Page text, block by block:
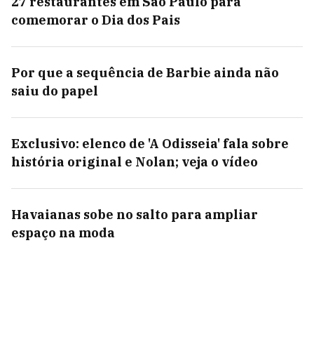
comemorar o Dia dos Pais
Por que a sequência de Barbie ainda não
saiu do papel
Exclusivo: elenco de 'A Odisseia' fala sobre
história original e Nolan; veja o vídeo
Havaianas sobe no salto para ampliar
espaço na moda